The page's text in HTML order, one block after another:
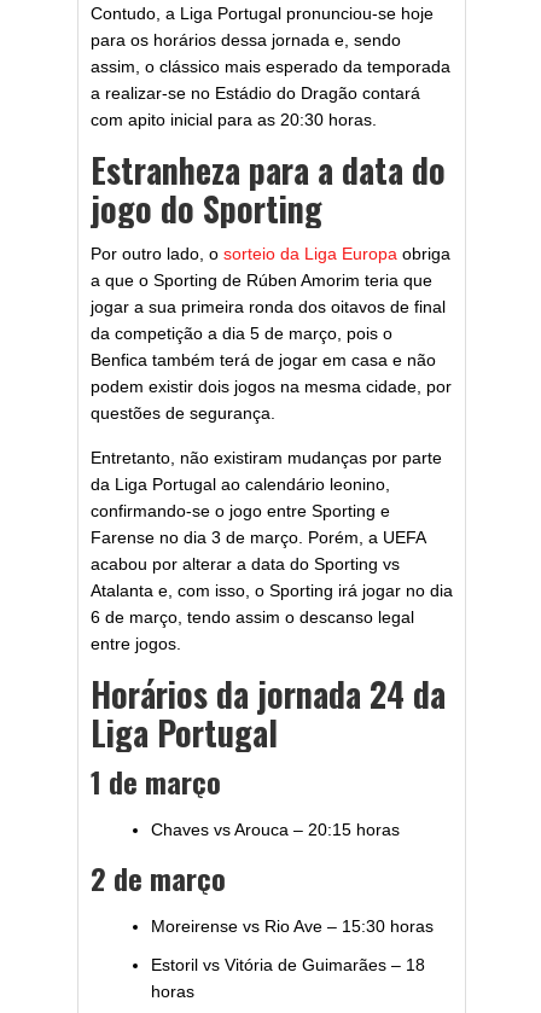
Contudo, a Liga Portugal pronunciou-se hoje
para os horários dessa jornada e, sendo
assim, o clássico mais esperado da temporada
a realizar-se no Estádio do Dragão contará
com apito inicial para as 20:30 horas.
Estranheza para a data do
jogo do Sporting
Por outro lado, o sorteio da Liga Europa obriga
a que o Sporting de Rúben Amorim teria que
jogar a sua primeira ronda dos oitavos de final
da competição a dia 5 de março, pois o
Benfica também terá de jogar em casa e não
podem existir dois jogos na mesma cidade, por
questões de segurança.
Entretanto, não existiram mudanças por parte
da Liga Portugal ao calendário leonino,
confirmando-se o jogo entre Sporting e
Farense no dia 3 de março. Porém, a UEFA
acabou por alterar a data do Sporting vs
Atalanta e, com isso, o Sporting irá jogar no dia
6 de março, tendo assim o descanso legal
entre jogos.
Horários da jornada 24 da
Liga Portugal
1 de março
Chaves vs Arouca – 20:15 horas
2 de março
Moreirense vs Rio Ave – 15:30 horas
Estoril vs Vitória de Guimarães – 18
horas